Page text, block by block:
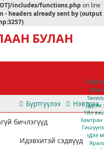
includes/functions.php on line
- headers already sent by (output
БУЛАН
Фэн
Дүрэм
Үйл
Хамтран
Мэдээ
Нэвтрэх
Бүртгүүлэх
бичлэгүүд
Идэвхитэй сэдвүүд